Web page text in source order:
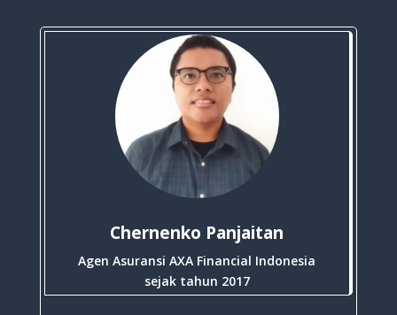
Chernenko Panjaitan
Agen Asuransi AXA Financial Indonesia
sejak tahun 2017